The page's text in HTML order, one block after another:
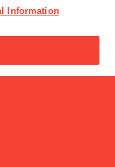
イズ【プッチンプリ
Information